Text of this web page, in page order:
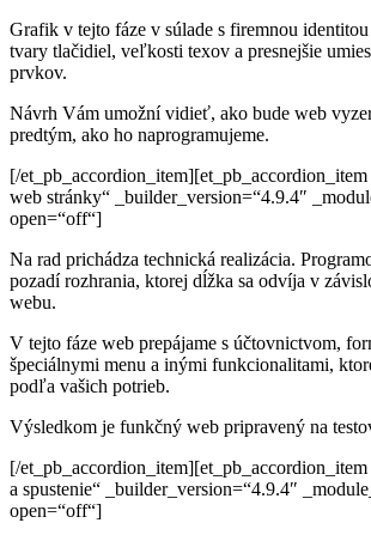
Grafik v tejto fáze v súlade s firemnou
tvary tlačidiel, veľkosti texov a presnejšie
prvkov.
Návrh Vám umožní vidieť, ako bude web
predtým, ako ho naprogramujeme.
[/
web stránky“ _builder_version=“4.9.4″
open=“off“]
Na rad prichádza technická realizácia.
pozadí rozhrania, ktorej dĺžka sa odvíja v
webu.
V tejto fáze web prepájame s účtovnictvom,
špeciálnymi menu a inými funkcionalitami,
podľa vašich potrieb.
Výsledkom je funkčný web pripravený na
[/
a spustenie“ _builder_version=“4.9.4″
open=“off“]